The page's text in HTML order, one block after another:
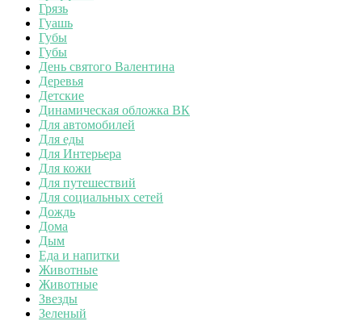
Грязь
Гуашь
Губы
Губы
День святого Валентина
Деревья
Детские
Динамическая обложка ВК
Для автомобилей
Для еды
Для Интерьера
Для кожи
Для путешествий
Для социальных сетей
Дождь
Дома
Дым
Еда и напитки
Животные
Животные
Звезды
Зеленый